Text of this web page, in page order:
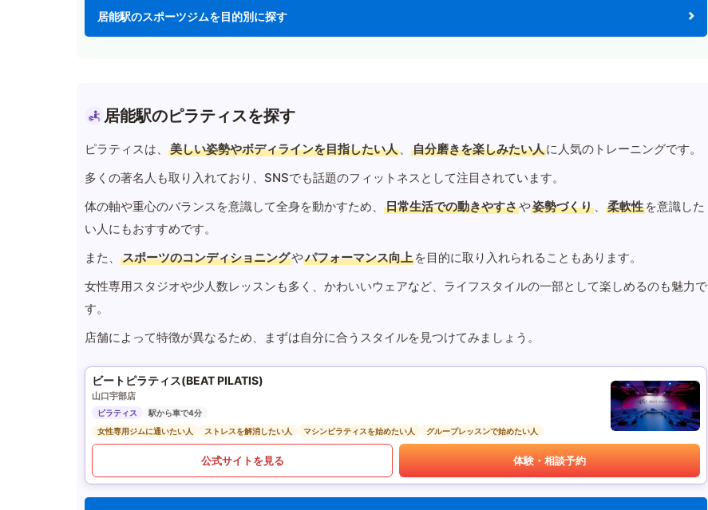
居能駅のスポーツジムを目的別に探す
居能駅のピラティスを探す
ピラティスは、 美しい姿勢やボディラインを目指したい人 、 自分磨きを楽しみたい人に人気のトレーニングです。
多くの著名人も取り入れており、SNSでも話題のフィットネスとして注目されています。
体の軸や重心のバランスを意識して全身を動かすため、
日常生活での動きやすさや姿勢づくり 、 柔軟性 を意識した
い人にもおすすめです。
また、
スポーツのコンディショニングやパフォーマンス向上 を目的に取り入れられることもあります。
女性専用スタジオや少人数レッスンも多く、かわいいウェアなど、ライフスタイルの一部として楽しめるのも魅力で
す。
店舗によって特徴が異なるため、まずは自分に合うスタイルを見つけてみましょう。
ビートピラティス(BEAT PILATIS)
山口宇部店
ピラティス
駅から車で4分
女性専用ジムに通いたい人
ストレスを解消したい人 マシンピラティスを始めたい人 グループレッスンで始めたい人
公式サイトを見る 体験・相談予約